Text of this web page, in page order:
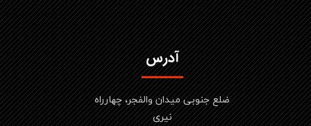
آدرس
ضلع جنوبی میدان والفجر، چهارراه
نیری